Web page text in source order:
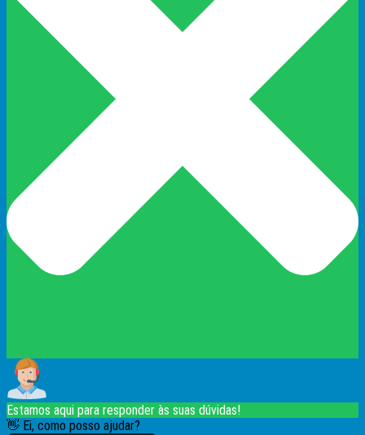
Estamos aqui para responder às suas dúvidas!
👋 Ei, como posso ajudar?